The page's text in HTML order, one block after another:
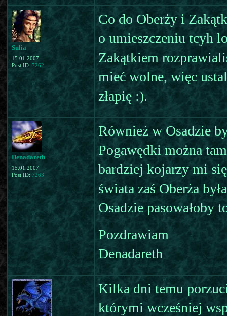
Sulia
15.01.2007
Post ID: 7262
Co do Oberży i
o umieszczeniu tcyh
Zakątkiem
mieć wolne, więc
złapię :).
Denadareth
15.01.2007
Post ID: 7263
Również w Osadzie
Pogawędki można
bardziej kojarzy mi
świata zaś Oberża
Osadzie pasowałoby
Pozdrawiam
Denadareth
Kilka dni temu
którymi wcześniej